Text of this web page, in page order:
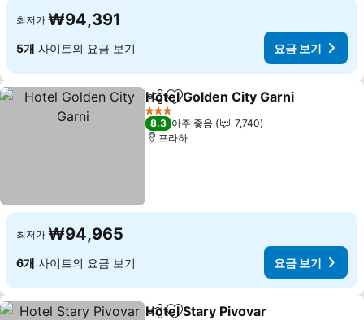
최저가 ₩94,391
5개 사이트의 요금 보기 요금 보기
공유 즐겨찾기에 추가
Hotel Golden City Garni
3 성급
8.3 아주 좋음
7,740
프라하
최저가 ₩94,965
6개 사이트의 요금 보기 요금 보기
Hotel Stary Pivovar